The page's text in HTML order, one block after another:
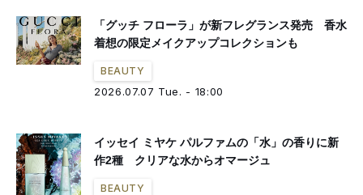
「グッチ フローラ」が新フレグランス発売 香水
着想の限定メイクアップコレクションも
BEAUTY
2026.07.07 Tue. - 18:00
イッセイ ミヤケ パルファムの「水」の香りに新
作2種 クリアな水からオマージュ
BEAUTY